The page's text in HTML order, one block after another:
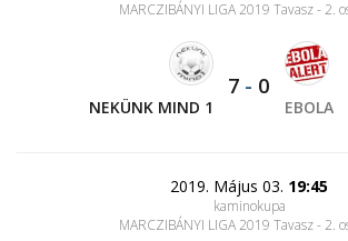
MARCZIBÁNYI LIGA 2019 Tavasz - 2.
NEKÜNK MIND 1
7 - 0
EBOLA
2019. Május 03. 19:45
kaminokupa
MARCZIBÁNYI LIGA 2019 Tavasz - 2.